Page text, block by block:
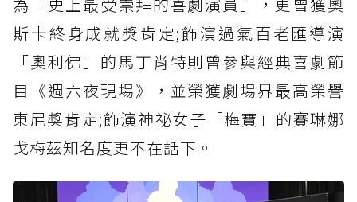
為「史上最受崇拜的喜劇演員」，更曾獲奧
斯卡終身成就獎肯定;飾演過氣百老匯導演
「奧利佛」的馬丁肖特則曾參與經典喜劇節
目《週六夜現場》，並榮獲劇場界最高榮譽
東尼獎肯定;飾演神祕女子「梅寶」的賽琳娜
戈梅茲知名度更不在話下。